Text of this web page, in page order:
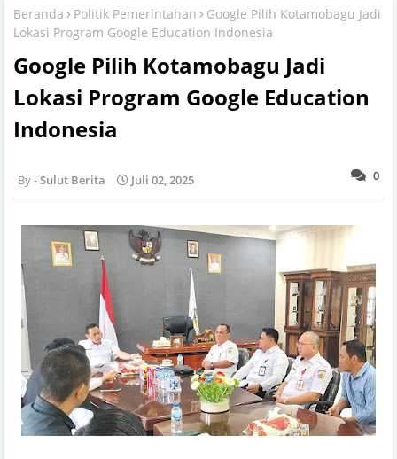
Beranda Politik Pemerintahan
Google Pilih Kotamobagu Jadi
Lokasi Program Google Education Indonesia
Google Pilih Kotamobagu Jadi
Lokasi Program Google Education
Indonesia
0
Sulut Berita Juli 02, 2025